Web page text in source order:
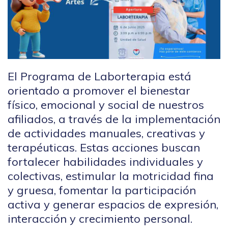
El Programa de Laborterapia está
orientado a promover el bienestar
físico, emocional y social de nuestros
afiliados, a través de la implementación
de actividades manuales, creativas y
terapéuticas. Estas acciones buscan
fortalecer habilidades individuales y
colectivas, estimular la motricidad fina
y gruesa, fomentar la participación
activa y generar espacios de expresión,
interacción y crecimiento personal.